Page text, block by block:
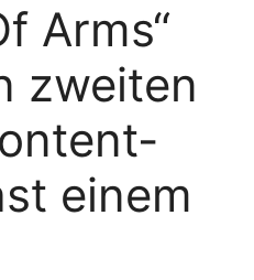
Arms“
zweiten
einem